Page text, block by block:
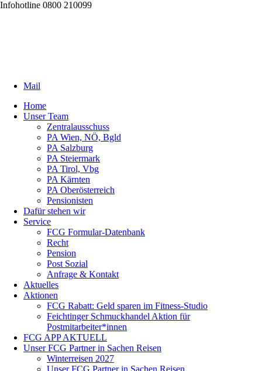
Infohotline 0800 210099
Mail
Home
Unser Team
Zentralausschuss
PA Wien, NÖ, Bgld
PA Salzburg
PA Steiermark
PA Tirol, Vbg
PA Kärnten
PA Oberösterreich
Pensionisten
Dafür stehen wir
Service
FCG Formular-Datenbank
Recht
Pension
Post Sozial
Anfrage & Kontakt
Aktuelles
Aktionen
FCG Rabatt: Geld sparen im Fitness-Studio
Feichtinger Schmuckhandel Aktion für
Postmitarbeiter*innen
FCG APP AKTUELL
Unser FCG Partner in Sachen Reisen
Winterreisen 2027
Unser FCG Partner in Sachen Reisen